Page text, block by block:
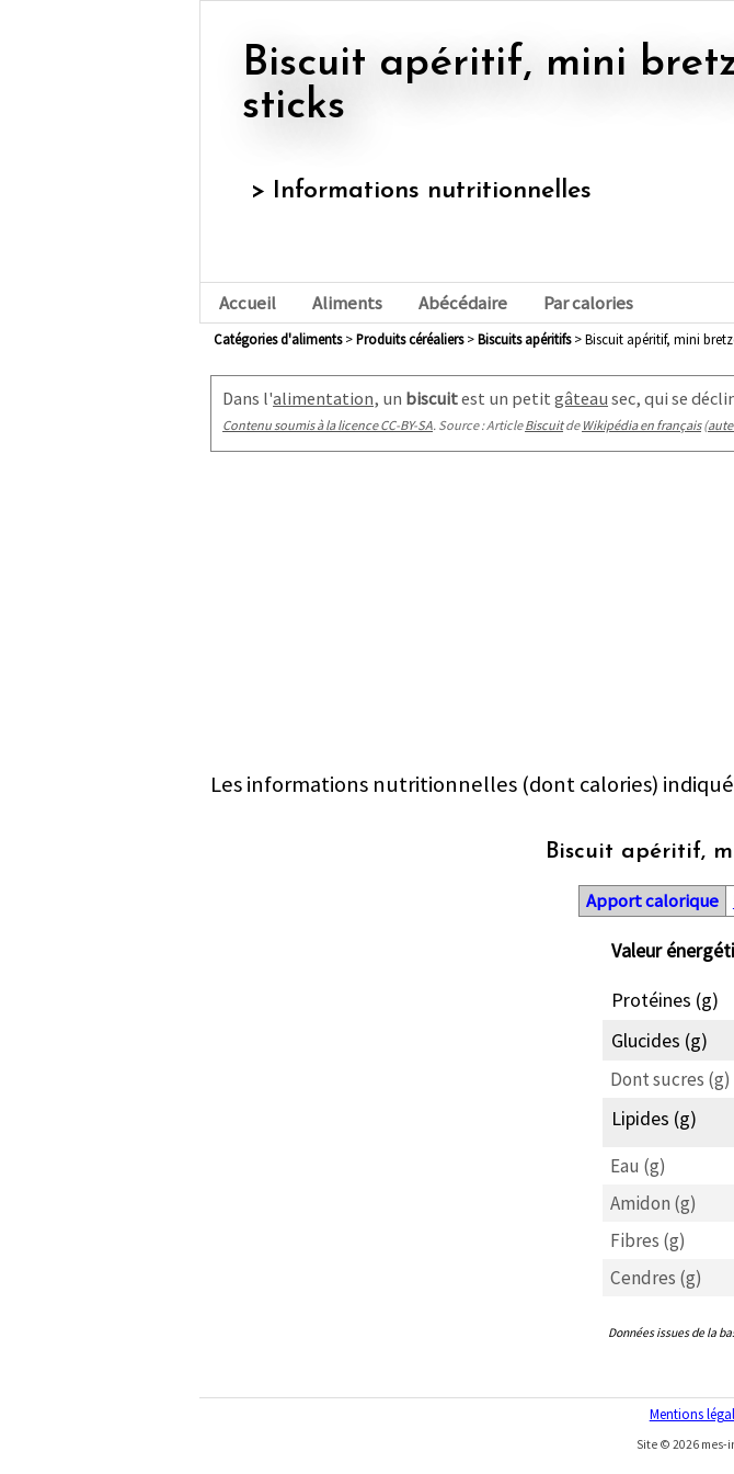
Biscuit apéritif, mini bretzel ou
sticks
> Informations nutritionnelles
Accueil Aliments Abécédaire Par calories
Catégories d'aliments> produits céréaliers> biscuits apéritifs> Biscuit apéritif, mini
Dans l'alimentation, un biscuitest un petitgâteau sec, qui se
Contenu soumis à la licence CC-BY-SA. Source : ArticleBiscuitde Wikipédia en français(
Les informations nutritionnelles (dont calories)
Biscuit apéritif,
Apport calorique
Valeur
Protéines (g)
Glucides (g)
Dont sucres (g)
Lipides (g)
Eau (g)
Amidon (g)
Fibres (g)
Cendres (g)
Données issues de la
Mentions
Site © 2026